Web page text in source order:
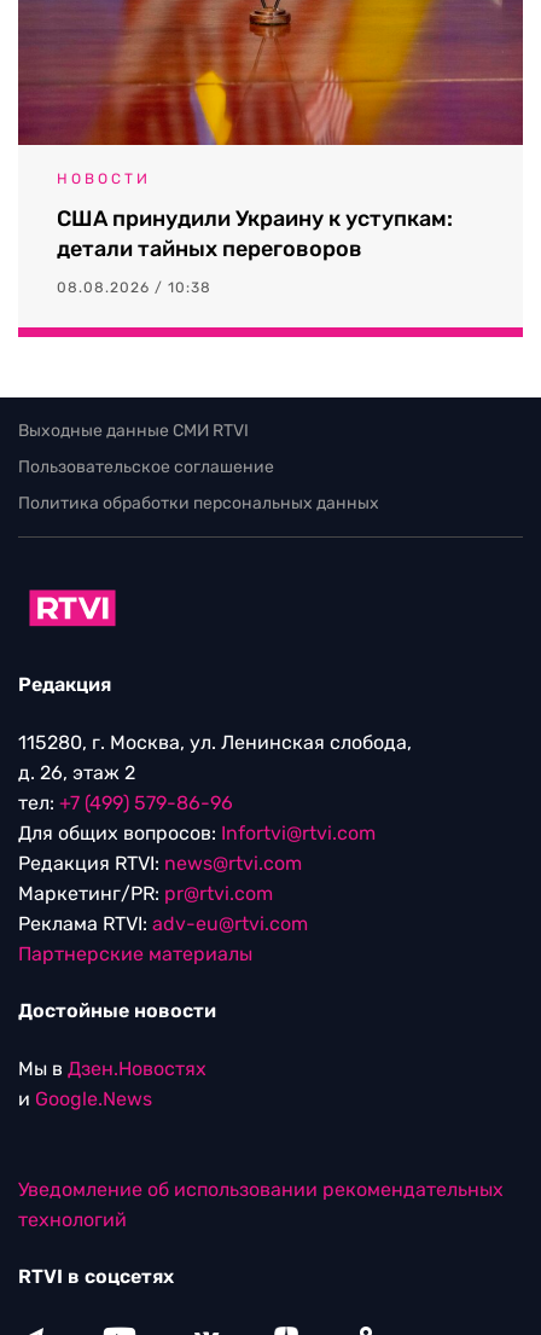
НОВОСТИ
США принудили Украину к уступкам:
детали тайных переговоров
08.08.2026 / 10:38
Выходные данные СМИ RTVI
Пользовательское соглашение
Политика обработки персональных данных
Редакция
115280, г. Москва, ул. Ленинская слобода,
д. 26, этаж 2
тел: +7 (499) 579-86-96
Для общих вопросов: Infortvi@rtvi.com
Редакция RTVI: news@rtvi.com
Маркетинг/PR: pr@rtvi.com
Реклама RTVI: adv-eu@rtvi.com
Партнерские материалы
Достойные новости
Мы в Дзен.Новостях
и Google.News
Уведомление об использовании рекомендательных
технологий
RTVI в соцсетях